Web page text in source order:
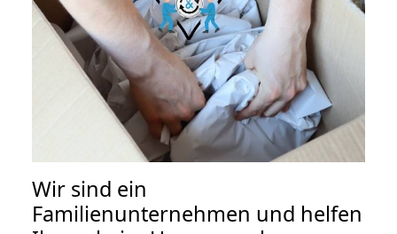
Wir sind ein
Familienunternehmen und helfen